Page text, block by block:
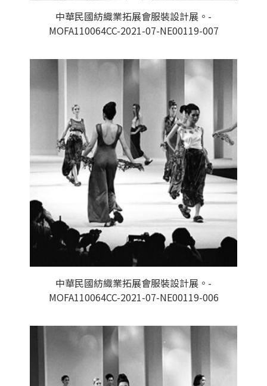
中華民國紡織業拓展會服裝設計展。-
MOFA110064CC-2021-07-NE00119-007
中華民國紡織業拓展會服裝設計展。-
MOFA110064CC-2021-07-NE00119-006